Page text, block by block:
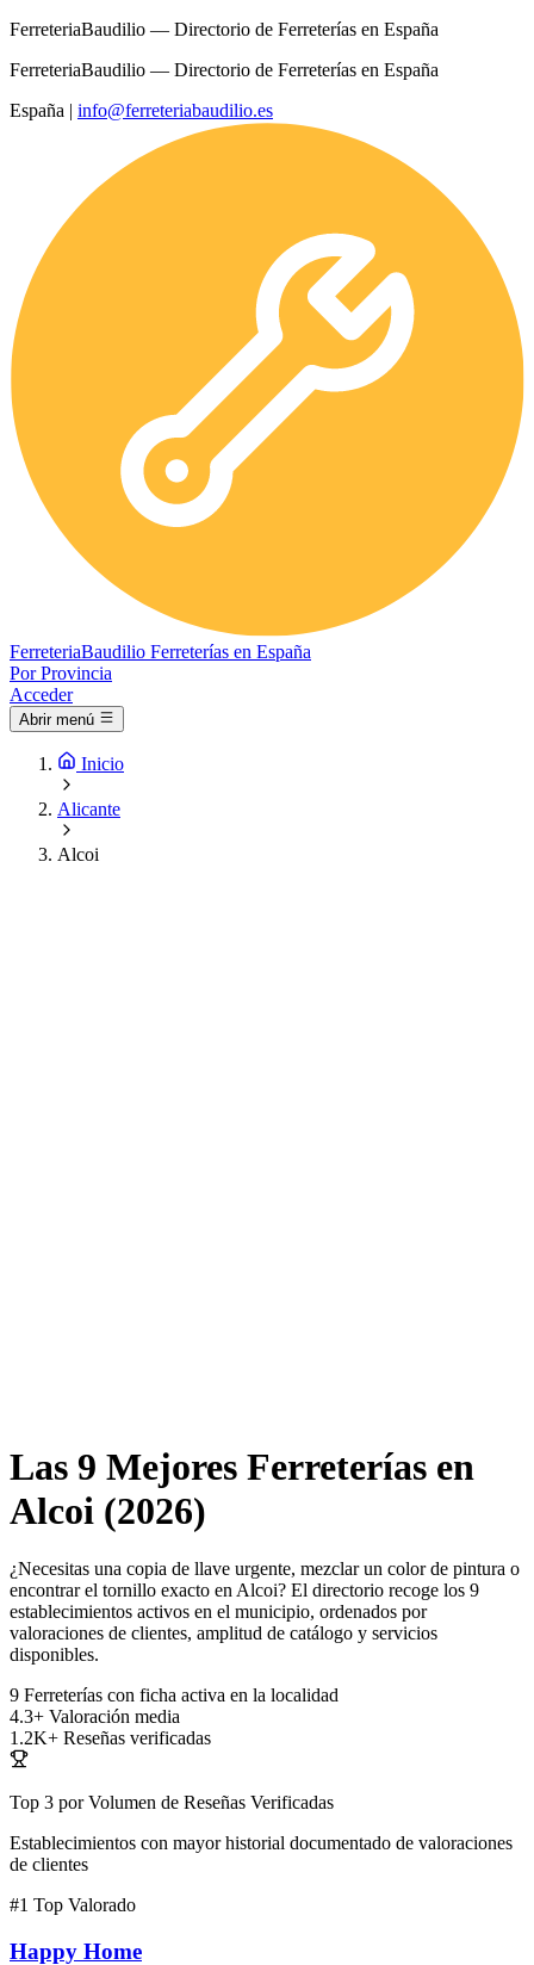
FerreteriaBaudilio — Directorio de Ferreterías en España
FerreteriaBaudilio — Directorio de Ferreterías en España
España | info@ferreteriabaudilio.es
FerreteriaBaudilio Ferreterías en España
Por Provincia
Acceder
Abrir menú
Inicio
Alicante
Alcoi
Las 9 Mejores Ferreterías en
Alcoi (2026)
¿Necesitas una copia de llave urgente, mezclar un color de pintura o
encontrar el tornillo exacto en Alcoi? El directorio recoge los 9
establecimientos activos en el municipio, ordenados por
valoraciones de clientes, amplitud de catálogo y servicios
disponibles.
9 Ferreterías con ficha activa en la localidad
4.3+ Valoración media
1.2K+ Reseñas verificadas
Top 3 por Volumen de Reseñas Verificadas
Establecimientos con mayor historial documentado de valoraciones
de clientes
#1 Top Valorado
Happy Home